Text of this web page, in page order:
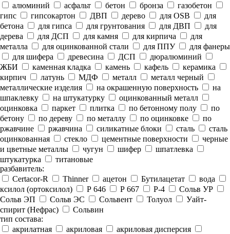
алюминий
асфальт бетон бронза
газобетон
гипс
гипсокартон ДВП дерево для OSB
для
бетона
для гипса для грунтования для ДВП
для
дерева
для ДСП для камня для кирпича
для
металла
для оцинкованной стали для ППУ
для фанеры
для шифера
древесина ДСП
дюралюминий
ЖБИ
каменная кладка камень кафель
керамика
кирпич
латунь МДФ металл
металл черный
металлические изделия
на окрашенную поверхность
на
шпаклевку
на штукатурку
оцинкованный металл
оцинковка
паркет плитка по бетонному полу
по
бетону
по дереву по металлу по оцинковке
по
ржавчине
ржавчина силикатные блоки сталь
сталь
оцинкованная
стекло цементные поверхности
черные
и цветные металлы
чугун шифер
шпатлевка
штукатурка
титановые
разбавитель:
Certacor-R
Thinner ацетон Бутилацетат
вода
ксилол (ортоксилол)
Р 646 Р 667 Р-4
Сольв УР
Сольв ЭП
Сольв ЭС Сольвент Толуол
Уайт-
спирит (Нефрас)
Сольвин
тип состава:
акрилатная
акриловая
акриловая дисперсия